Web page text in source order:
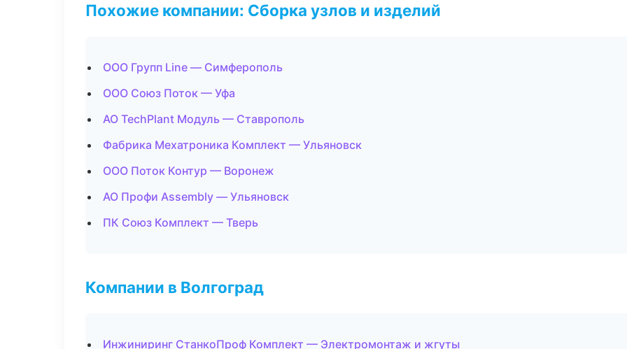
Похожие компании: Сборка узлов и изделий
ООО Групп Line — Симферополь
ООО Союз Поток — Уфа
АО TechPlant Модуль — Ставрополь
Фабрика Мехатроника Комплект — Ульяновск
ООО Поток Контур — Воронеж
АО Профи Assembly — Ульяновск
ПК Союз Комплект — Тверь
Компании в Волгоград
Инжиниринг СтанкоПроф Комплект — Электромонтаж и жгуты